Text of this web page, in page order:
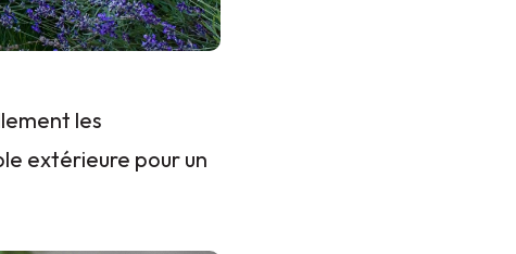
les
extérieure pour un